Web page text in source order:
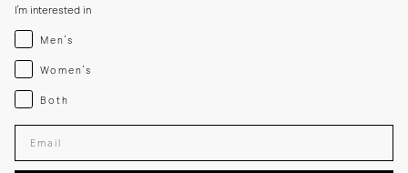
I'm interested in
Menswear
Men's
Womenswear
Women's
Both
Both